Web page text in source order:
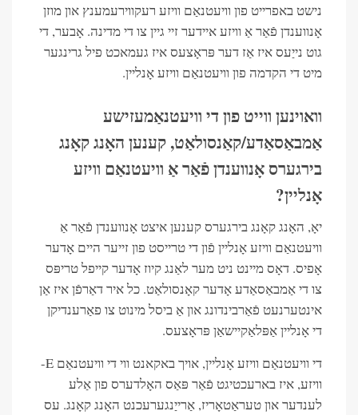
נישט באפרייט פון וויעטנאַם וויזע רעקווירעמענץ און מוזן
אָנווענדן פֿאַר אַ וויזע איידער זיי גיין צו די מדינה. אָבער, די
גוט נייַעס איז אַז דער פּראָצעס איז געמאכט פיל גרינגער
מיט די הקדמה פון וויעטנאַם וויזע אָנליין.
וואוינען ווייט פון די וויעטנאַמעזישע
אַמבאַסאַדע/קאַנסולאַט, קענען האָנג קאָנג
בירגערס אָנווענדן פֿאַר אַ וויעטנאַם וויזע
אָנליין?
יאָ, האָנג קאָנג בירגערס קענען איצט אָנווענדן פֿאַר אַ
וויעטנאַם וויזע אָנליין פֿון די טרייסט פון זייער היים אָדער
אָפיס. דאָס מיינט ניט מער לאַנג קיוז אָדער קייפל טריפּס
צו די אַמבאַסאַדע אָדער קאָנסולאַט. כל איר דאַרפֿן איז אַן
אינטערנעט פֿאַרבינדונג און אַ ביסל מינוט צו פאַרענדיקן
די אָנליין אַפּלאַקיישאַן פּראָצעס.
די וויעטנאַם וויזע אָנליין, אויך באקאנט ווי די וויעטנאַם E-
וויזע, איז בארעכטיגט פֿאַר פּאַס האָלדערס פון אַלע
לענדער און טעראַטאָריז, אַרייַנגערעכנט האָנג קאָנג. עס